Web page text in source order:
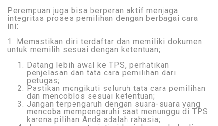
Perempuan juga bisa berperan aktif menjaga
integritas proses pemilihan dengan berbagai cara
ini:
1. Memastikan diri terdaftar dan memiliki dokumen
untuk memilih sesuai dengan ketentuan;
Datang lebih awal ke TPS, perhatikan
penjelasan dan tata cara pemilihan dari
petugas;
Pastikan mengikuti seluruh tata cara pemilihan
dan mencoblos sesuai ketentuan;
Jangan terpengaruh dengan suara-suara yang
mencoba mempengaruhi saat menunggu di TPS
karena pilihan Anda adalah rahasia;